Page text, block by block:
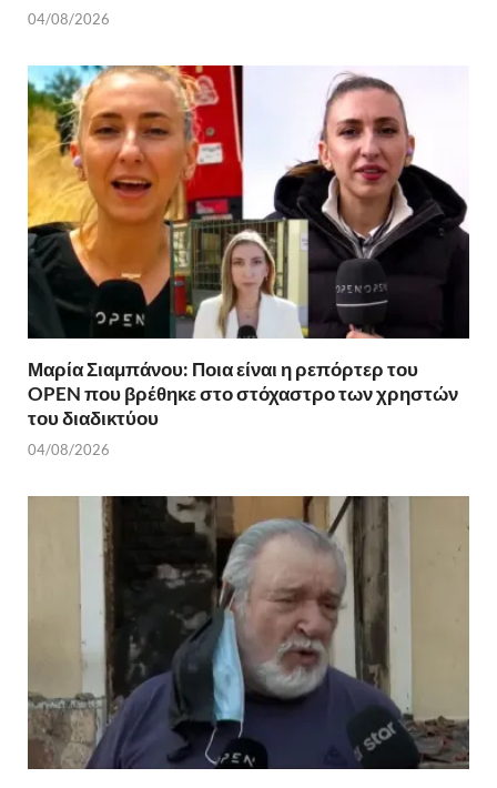
04/08/2026
Μαρία Σιαμπάνου: Ποια είναι η ρεπόρτερ του
OPEN που βρέθηκε στο στόχαστρο των χρηστών
του διαδικτύου
04/08/2026